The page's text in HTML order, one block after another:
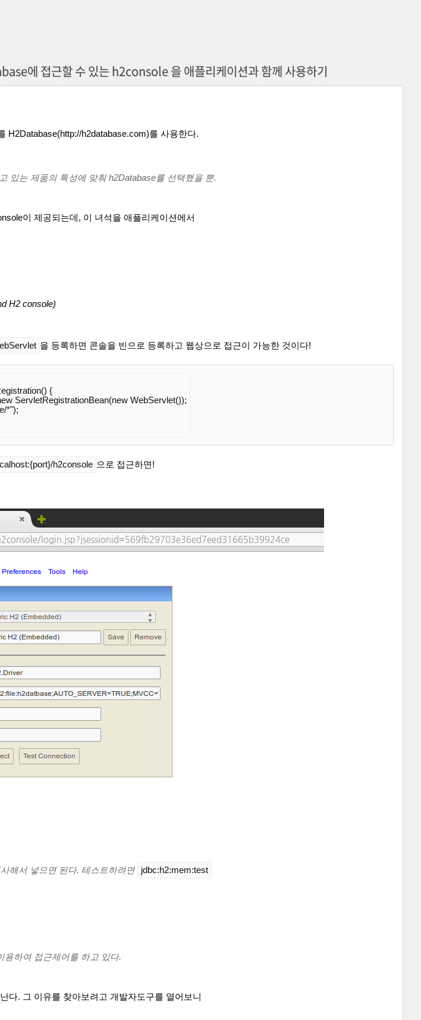
에 접근할 수 있는 h2console 을 애플리케이션과 함께 사용하기
H2Database(http://h2database.com)를 사용한다.
있는 제품의 특성에 맞춰 h2Database를 선택했을 뿐.
이 제공되는데, 이 녀석을 애플리케이션에서
H2 console)
을 등록하면 콘솔을 빈으로 등록하고 웹상으로 접근이 가능한 것이다!
() {
ServletRegistrationBean(new WebServlet());
*");
h2console 으로 접근하면!
해서 넣으면 된다. 테스트하려면 jdbc:h2:mem:test
용하여 접근제어를 하고 있다.
다. 그 이유를 찾아보려고 개발자도구를 열어보니